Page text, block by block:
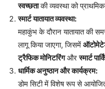
स्वच्छताकी व्यवस्था को
स्मार्ट यातायात व्यवस्था:
महाकुंभ के दौरान यातायात की
लागू किया जाएगा, जिसमें
ट्रैफिक मोनिटरिंगऔरस्मार्ट
धार्मिक अनुष्ठान और कार्यक्रम:
डोम सिटी में विशेष रूप से